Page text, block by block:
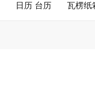
日历 台历 瓦楞纸